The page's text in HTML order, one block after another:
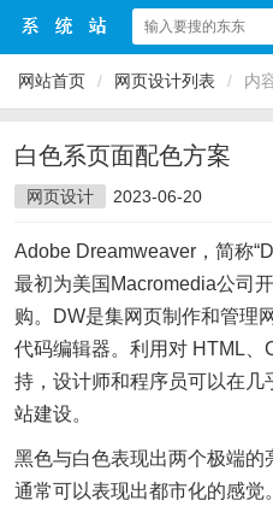
网站首页 / 网页设计列表 / 内
白色系页面配色方案
网页设计 2023-06-20
Adobe Dreamweaver，简称
最初为美国Macromedia公司
购。DW是集网页制作和管理
代码编辑器。利用对 HTML
持，设计师和程序员可以在几
站建设。
黑色与白色表现出两个极端的
通常可以表现出都市化的感觉